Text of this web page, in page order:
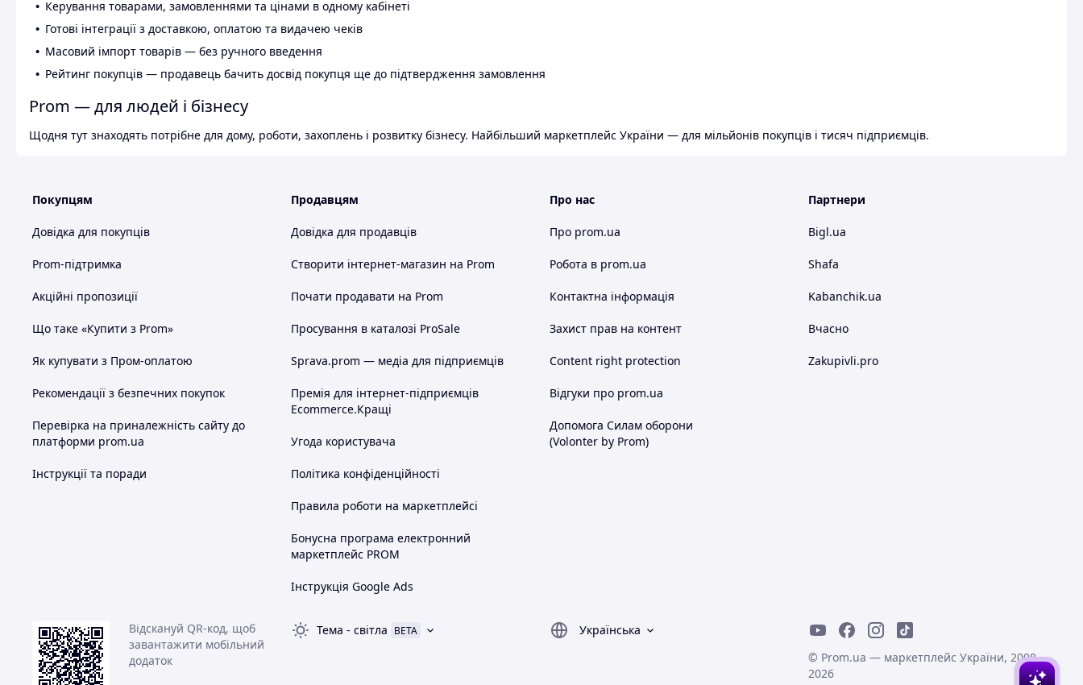
Керування товарами, замовленнями та цінами в одному кабінеті
Готові інтеграції з доставкою, оплатою та видачею чеків
Масовий імпорт товарів — без ручного введення
Рейтинг покупців — продавець бачить досвід покупця ще до підтвердження замовлення
Prom — для людей і бізнесу
Щодня тут знаходять потрібне для дому, роботи, захоплень і розвитку бізнесу. Найбільший маркетплейс України — для мільйонів покупців і тисяч підприємців.
Покупцям
Довідка для покупців
Prom-підтримка
Акційні пропозиції
Що таке «Купити з Prom»
Як купувати з Пром-оплатою
Рекомендації з безпечних покупок
Перевірка на приналежність сайту до
платформи prom.ua
Інструкції та поради
Продавцям
Довідка для продавців
Створити інтернет-магазин на Prom
Почати продавати на Prom
Просування в каталозі ProSale
Sprava.prom — медіа для підприємців
Премія для інтернет-підприємців
Ecommerce.Кращі
Угода користувача
Політика конфіденційності
Правила роботи на маркетплейсі
Бонусна програма електронний
маркетплейс PROM
Інструкція Google Ads
Про нас
Про prom.ua
Робота в prom.ua
Контактна інформація
Захист прав на контент
Content right protection
Відгуки про prom.ua
Допомога Силам оборони
(Volonter by Prom)
Партнери
Bigl.ua
Shafa
Kabanchik.ua
Вчасно
Zakupivli.pro
Відскануй QR-код, щоб
завантажити мобільний
додаток
Тема - світла BETA
Українська
© Prom.ua — маркетплейс України, 2008-
2026